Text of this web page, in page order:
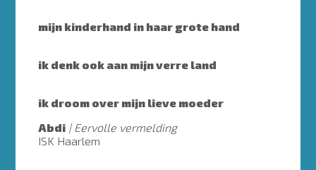
mijn kinderhand in haar grote hand
ik denk ook aan mijn verre land
ik droom over mijn lieve moeder
Abdi
Eervolle vermelding
ISK Haarlem